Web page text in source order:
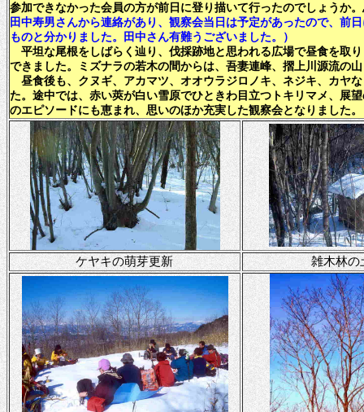
参加できなかった会員の方が前日に登り描いて行ったのでしょうか
田中寿男さんから連絡があり、観察会当日は予定があったので、前
ものと分かりました。田中さん有難うございました。）
平坦な尾根をしばらく辿り、伐採跡地と思われる広場で昼食を取
できました。ミズナラの若木の間からは、吾妻連峰、摺上川源流の
昼食後も、クヌギ、アカマツ、オオウラジロノキ、ネジキ、カヤ
た。途中では、赤い莢が白い雪原でひときわ目立つトキリマメ、展
のエピソードにも恵まれ、思いのほか充実した観察会となりました。
ケヤキの萌芽更新 雑木林の